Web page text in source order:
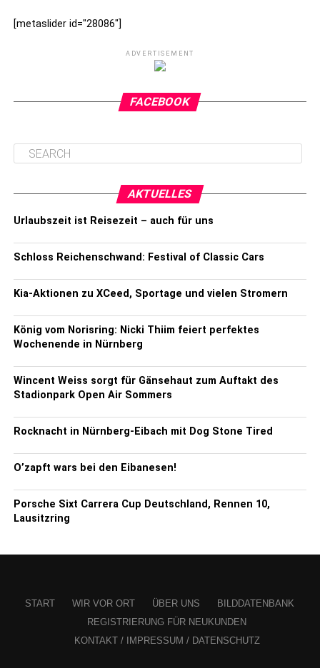
[metaslider id="28086"]
ADVERTISEMENT
FACEBOOK
AKTUELLES
Urlaubszeit ist Reisezeit – auch für uns
Schloss Reichenschwand: Festival of Classic Cars
Kia-Aktionen zu XCeed, Sportage und vielen Stromern
König vom Norisring: Nicki Thiim feiert perfektes
Wochenende in Nürnberg
Wincent Weiss sorgt für Gänsehaut zum Auftakt des
Stadionpark Open Air Sommers
Rocknacht in Nürnberg-Eibach mit Dog Stone Tired
O’zapft wars bei den Eibanesen!
Porsche Sixt Carrera Cup Deutschland, Rennen 10,
Lausitzring
START WIR VOR ORT ÜBER UNS
BILDDATENBANK
REGISTRIERUNG FÜR NEUKUNDEN
KONTAKT / IMPRESSUM / DATENSCHUTZ